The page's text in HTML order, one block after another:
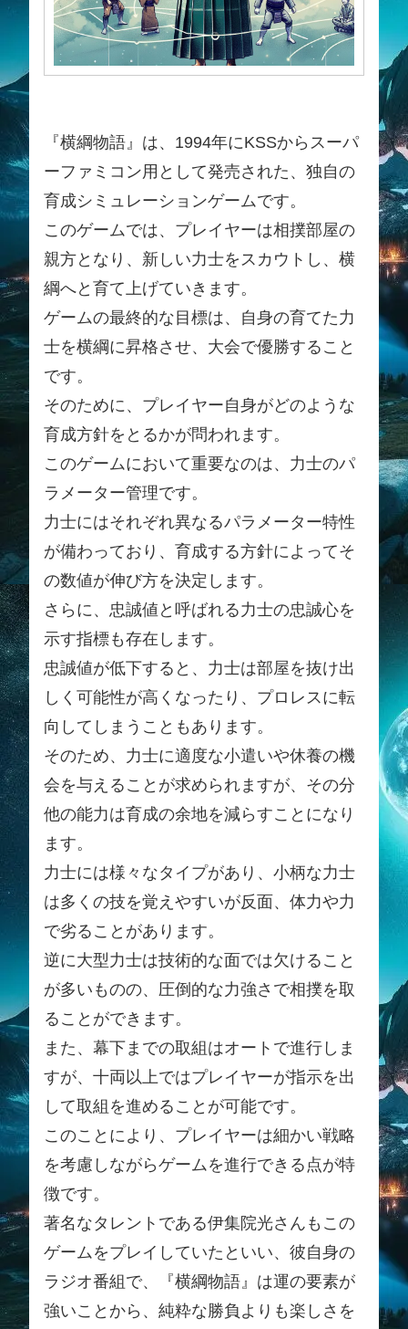
『横綱物語』は、1994年にKSSからスーパ
ーファミコン用として発売された、独自の
育成シミュレーションゲームです。
このゲームでは、プレイヤーは相撲部屋の
親方となり、新しい力士をスカウトし、横
綱へと育て上げていきます。
ゲームの最終的な目標は、自身の育てた力
士を横綱に昇格させ、大会で優勝すること
です。
そのために、プレイヤー自身がどのような
育成方針をとるかが問われます。
このゲームにおいて重要なのは、力士のパ
ラメーター管理です。
力士にはそれぞれ異なるパラメーター特性
が備わっており、育成する方針によってそ
の数値が伸び方を決定します。
さらに、忠誠値と呼ばれる力士の忠誠心を
示す指標も存在します。
忠誠値が低下すると、力士は部屋を抜け出
しく可能性が高くなったり、プロレスに転
向してしまうこともあります。
そのため、力士に適度な小遣いや休養の機
会を与えることが求められますが、その分
他の能力は育成の余地を減らすことになり
ます。
力士には様々なタイプがあり、小柄な力士
は多くの技を覚えやすいが反面、体力や力
で劣ることがあります。
逆に大型力士は技術的な面では欠けること
が多いものの、圧倒的な力強さで相撲を取
ることができます。
また、幕下までの取組はオートで進行しま
すが、十両以上ではプレイヤーが指示を出
して取組を進めることが可能です。
このことにより、プレイヤーは細かい戦略
を考慮しながらゲームを進行できる点が特
徴です。
著名なタレントである伊集院光さんもこの
ゲームをプレイしていたといい、彼自身の
ラジオ番組で、『横綱物語』は運の要素が
強いことから、純粋な勝負よりも楽しさを